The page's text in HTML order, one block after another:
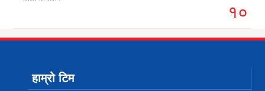
१०
हाम्रो टिम